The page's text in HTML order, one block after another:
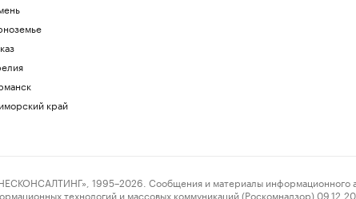
край
1995–2026. Сообщения и материалы информационного
технологий и массовых коммуникаций (Роскомнадзор)